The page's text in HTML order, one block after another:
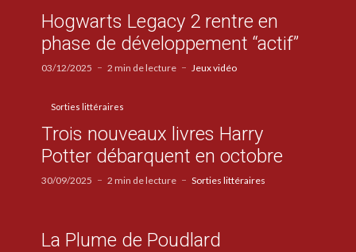
Hogwarts Legacy 2 rentre en
phase de développement “actif”
03/12/2025 2 min de lecture Jeux vidéo
Sorties littéraires
Trois nouveaux livres Harry
Potter débarquent en octobre
30/09/2025 2 min de lecture Sorties littéraires
La Plume de Poudlard